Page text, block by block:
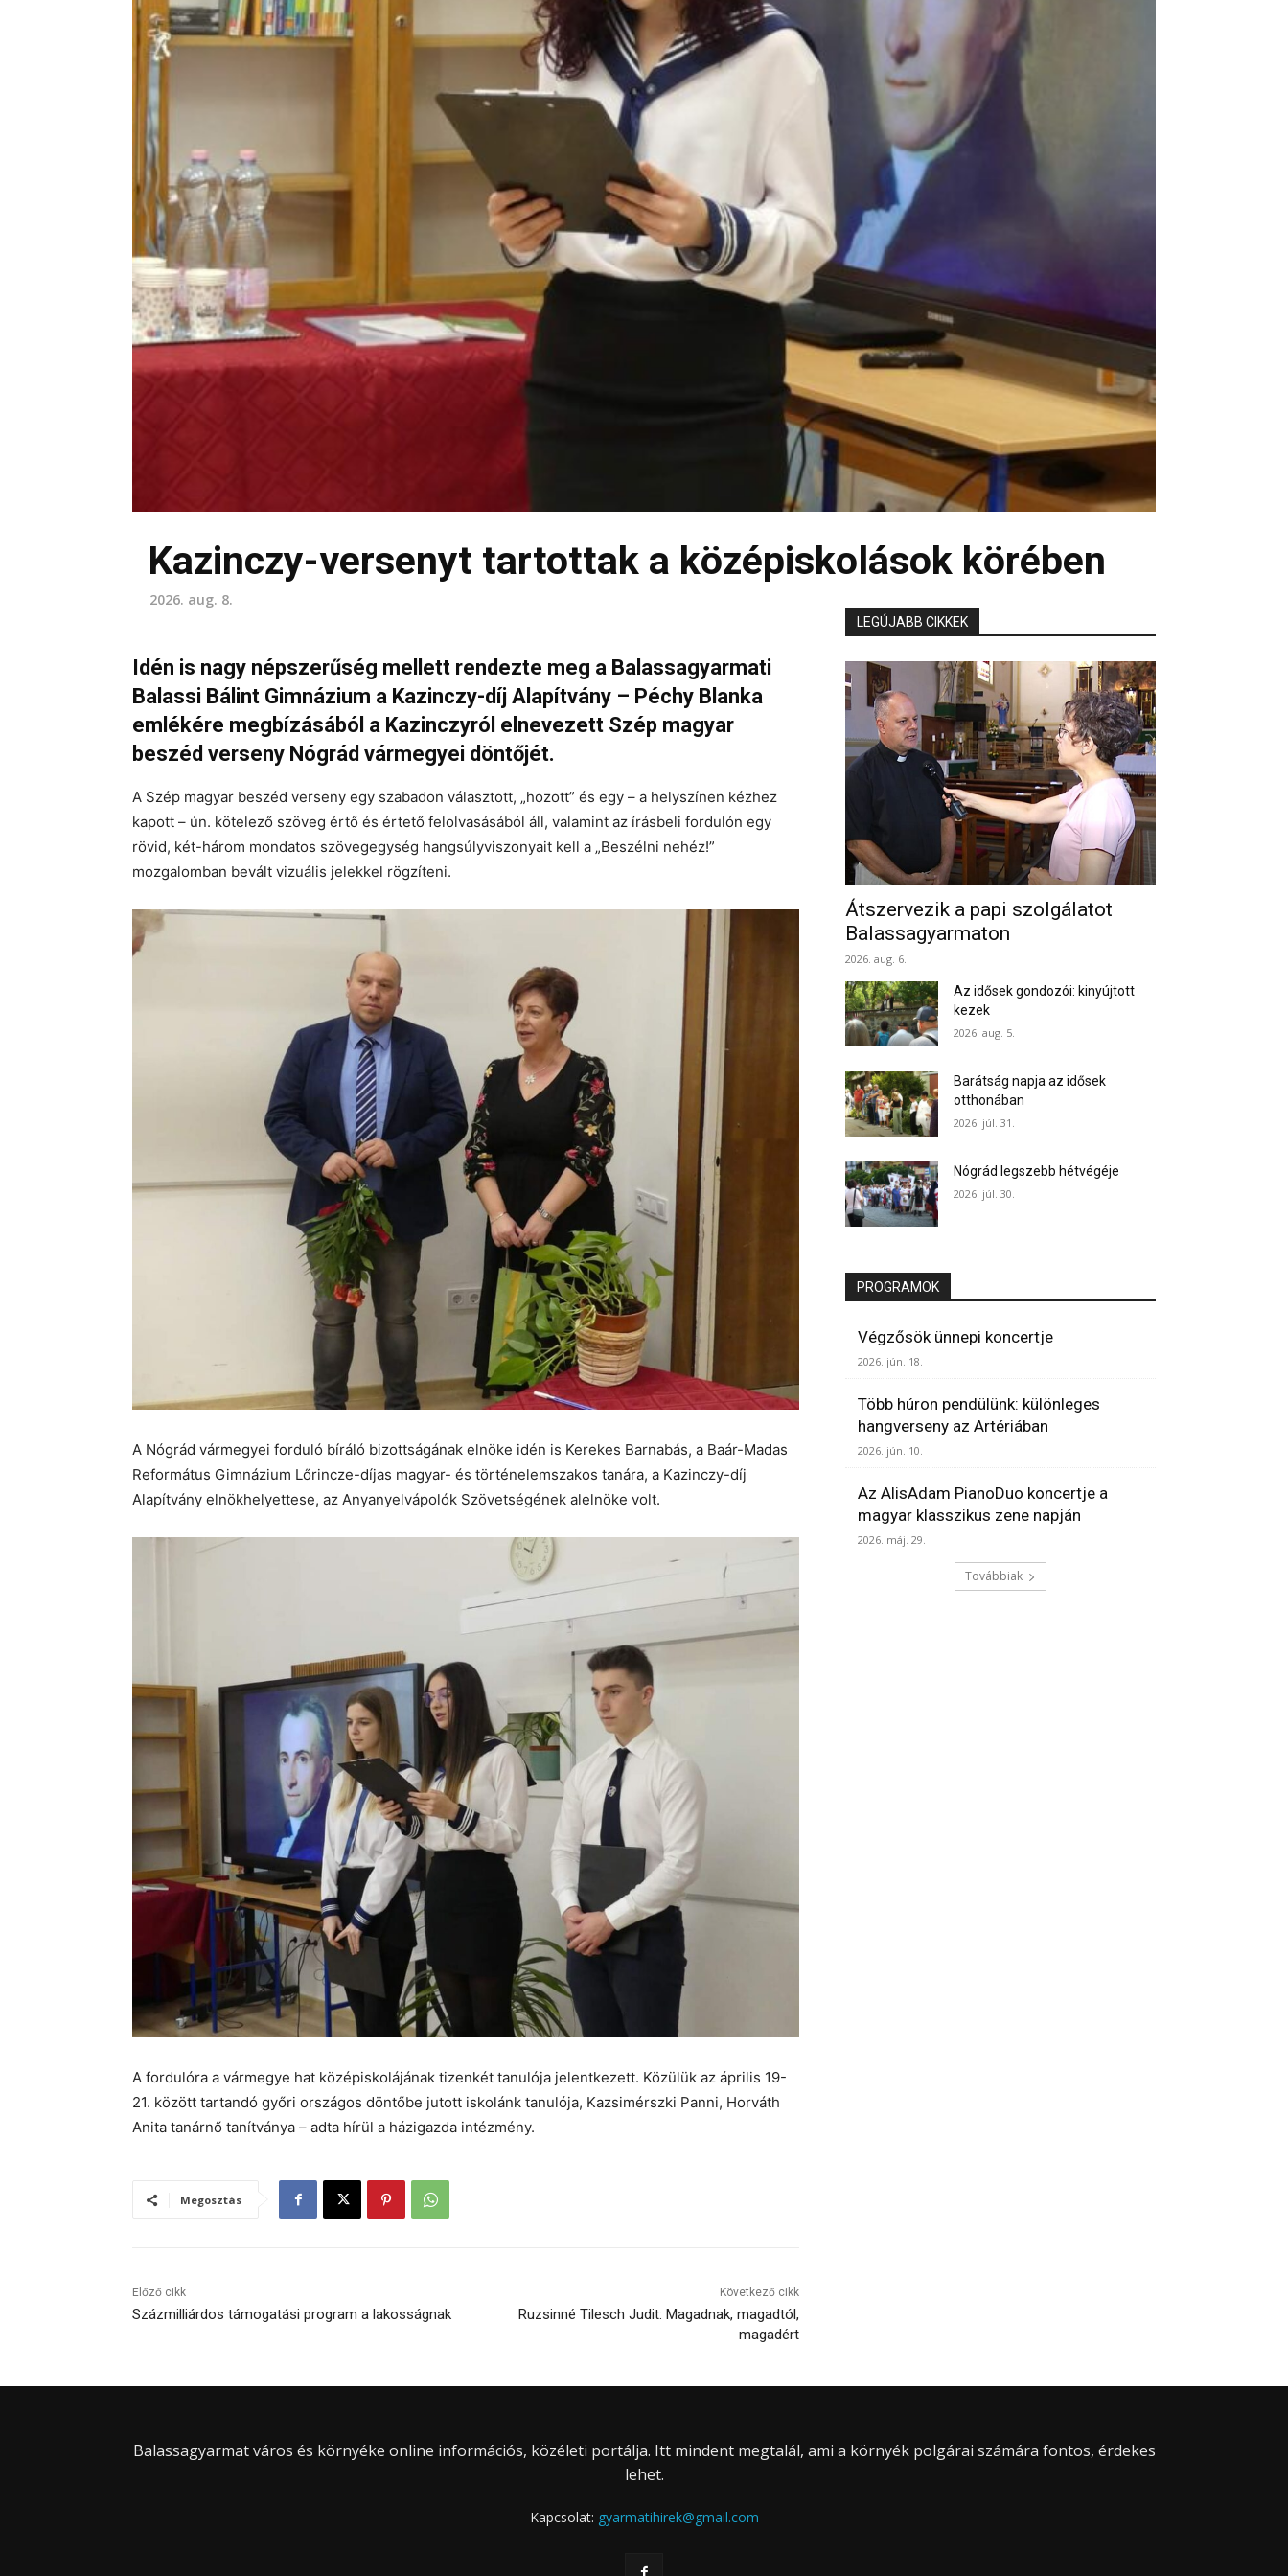
Kazinczy-versenyt tartottak a középiskolások körében
2026. aug. 8.
Idén is nagy népszerűség mellett rendezte meg a Balassagyarmati
Balassi Bálint Gimnázium a Kazinczy-díj Alapítvány – Péchy Blanka
emlékére megbízásából a Kazinczyról elnevezett Szép magyar
beszéd verseny Nógrád vármegyei döntőjét.
A Szép magyar beszéd verseny egy szabadon választott, „hozott” és egy – a helyszínen kézhez
kapott – ún. kötelező szöveg értő és értető felolvasásából áll, valamint az írásbeli fordulón egy
rövid, két-három mondatos szövegegység hangsúlyviszonyait kell a „Beszélni nehéz!”
mozgalomban bevált vizuális jelekkel rögzíteni.
A Nógrád vármegyei forduló bíráló bizottságának elnöke idén is Kerekes Barnabás, a Baár-Madas
Református Gimnázium Lőrincze-díjas magyar- és történelemszakos tanára, a Kazinczy-díj
Alapítvány elnökhelyettese, az Anyanyelvápolók Szövetségének alelnöke volt.
A fordulóra a vármegye hat középiskolájának tizenkét tanulója jelentkezett. Közülük az április 19-
21. között tartandó győri országos döntőbe jutott iskolánk tanulója, Kazsimérszki Panni, Horváth
Anita tanárnő tanítványa – adta hírül a házigazda intézmény.
Megosztás
Előző cikk
Százmilliárdos támogatási program a lakosságnak
Következő cikk
Ruzsinné Tilesch Judit: Magadnak, magadtól,
magadért
LEGÚJABB CIKKEK
Átszervezik a papi szolgálatot
Balassagyarmaton
2026. aug. 6.
Az idősek gondozói: kinyújtott
kezek
2026. aug. 5.
Barátság napja az idősek
otthonában
2026. júl. 31.
Nógrád legszebb hétvégéje
2026. júl. 30.
PROGRAMOK
Végzősök ünnepi koncertje
2026. jún. 18.
Több húron pendülünk: különleges
hangverseny az Artériában
2026. jún. 10.
Az AlisAdam PianoDuo koncertje a
magyar klasszikus zene napján
2026. máj. 29.
Továbbiak
Balassagyarmat város és környéke online információs, közéleti portálja. Itt mindent megtalál, ami a környék polgárai számára fontos, érdekes
lehet.
Kapcsolat: gyarmatihirek@gmail.com